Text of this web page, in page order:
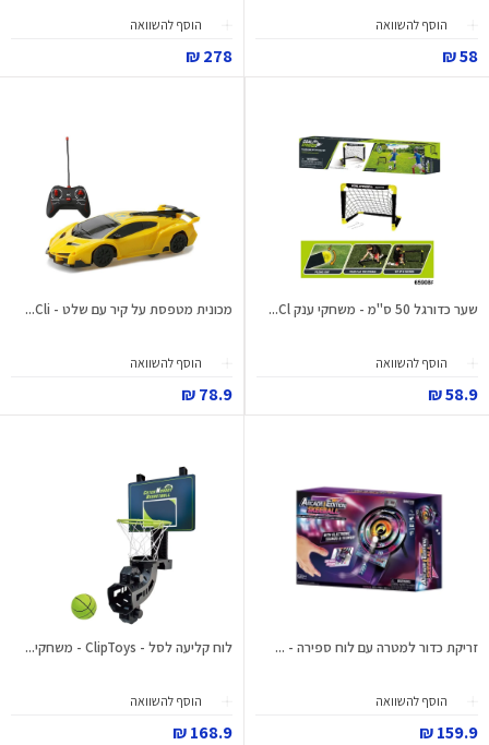
הוסף להשוואה
58 ₪
הוסף להשוואה
278 ₪
שער כדורגל 50 ס"מ - משחקי ענק Cl...
הוסף להשוואה
58.9 ₪
מכונית מטפסת על קיר עם שלט - Cli...
הוסף להשוואה
78.9 ₪
זריקת כדור למטרה עם לוח ספירה - ...
הוסף להשוואה
159.9 ₪
לוח קליעה לסל - ClipToys - משחקי...
הוסף להשוואה
168.9 ₪